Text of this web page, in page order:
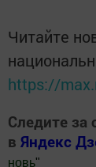
Читайте
https://
Следите
в Яндекс
новь"